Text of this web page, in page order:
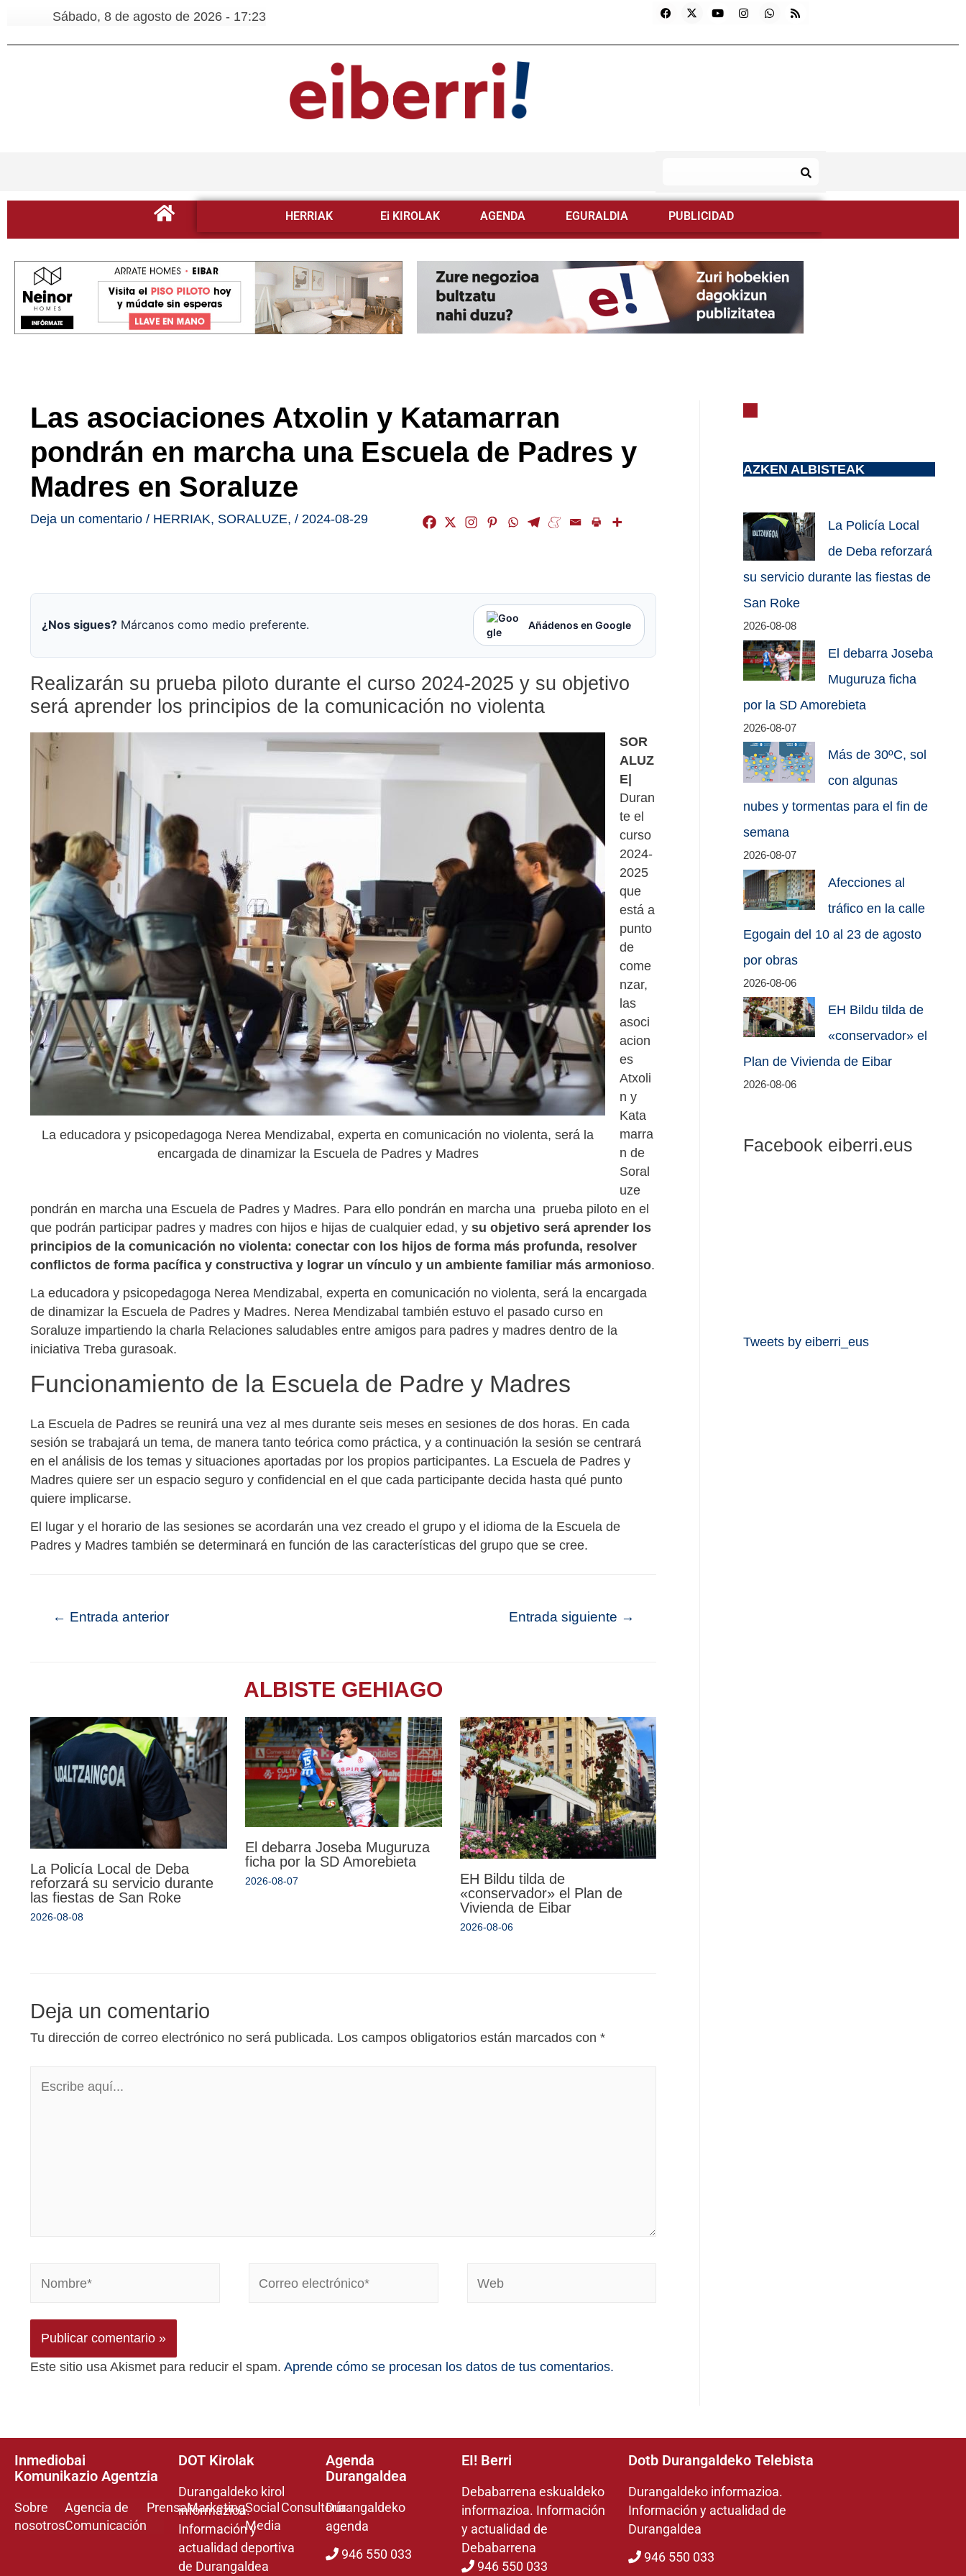
Sábado, 8 de agosto de 2026 - 17:23
HERRIAK Ei KIROLAK AGENDA EGURALDIA PUBLICIDAD
Las asociaciones Atxolin y Katamarran
pondrán en marcha una Escuela de Padres y
Madres en Soraluze
Deja un comentario / HERRIAK, SORALUZE, / 2024-08-29
¿Nos sigues? Márcanos como medio preferente. Añádenos en Google
Realizarán su prueba piloto durante el curso 2024-2025 y su objetivo
será aprender los principios de la comunicación no violenta
La educadora y psicopedagoga Nerea Mendizabal, experta en comunicación no violenta, será la
encargada de dinamizar la Escuela de Padres y Madres
SOR
ALUZ
E|
Duran
te el
curso
2024-
2025
que
está a
punto
de
come
nzar,
las
asoci
acion
es
Atxoli
n y
Kata
marra
n de
Soral
uze
pondrán en marcha una Escuela de Padres y Madres. Para ello pondrán en marcha una prueba piloto en el
que podrán participar padres y madres con hijos e hijas de cualquier edad, y su objetivo será aprender los
principios de la comunicación no violenta: conectar con los hijos de forma más profunda, resolver
conflictos de forma pacífica y constructiva y lograr un vínculo y un ambiente familiar más armonioso.
La educadora y psicopedagoga Nerea Mendizabal, experta en comunicación no violenta, será la encargada
de dinamizar la Escuela de Padres y Madres. Nerea Mendizabal también estuvo el pasado curso en
Soraluze impartiendo la charla Relaciones saludables entre amigos para padres y madres dentro de la
iniciativa Treba gurasoak.
Funcionamiento de la Escuela de Padre y Madres
La Escuela de Padres se reunirá una vez al mes durante seis meses en sesiones de dos horas. En cada
sesión se trabajará un tema, de manera tanto teórica como práctica, y a continuación la sesión se centrará
en el análisis de los temas y situaciones aportadas por los propios participantes. La Escuela de Padres y
Madres quiere ser un espacio seguro y confidencial en el que cada participante decida hasta qué punto
quiere implicarse.
El lugar y el horario de las sesiones se acordarán una vez creado el grupo y el idioma de la Escuela de
Padres y Madres también se determinará en función de las características del grupo que se cree.
← Entrada anterior Entrada siguiente →
ALBISTE GEHIAGO
La Policía Local de Deba
reforzará su servicio durante
las fiestas de San Roke
2026-08-08
El debarra Joseba Muguruza
ficha por la SD Amorebieta
2026-08-07
EH Bildu tilda de
«conservador» el Plan de
Vivienda de Eibar
2026-08-06
Deja un comentario
Tu dirección de correo electrónico no será publicada. Los campos obligatorios están marcados con *
Este sitio usa Akismet para reducir el spam. Aprende cómo se procesan los datos de tus comentarios.
AZKEN ALBISTEAK
La Policía Local
de Deba reforzará
su servicio durante las fiestas de
San Roke
2026-08-08
El debarra Joseba
Muguruza ficha
por la SD Amorebieta
2026-08-07
Más de 30ºC, sol
con algunas
nubes y tormentas para el fin de
semana
2026-08-07
Afecciones al
tráfico en la calle
Egogain del 10 al 23 de agosto
por obras
2026-08-06
EH Bildu tilda de
«conservador» el
Plan de Vivienda de Eibar
2026-08-06
Facebook eiberri.eus
Tweets by eiberri_eus
Inmediobai
Komunikazio Agentzia
Sobre
nosotros
Agencia de
Comunicación
PrensaMarketingSocial
Media
Consultoría
DOT Kirolak
Durangaldeko kirol
informazioa.
Información y
actualidad deportiva
de Durangaldea
Agenda
Durangaldea
Durangaldeko
agenda
946 550 033
EI! Berri
Debabarrena eskualdeko
informazioa. Información
y actualidad de
Debabarrena
946 550 033
Dotb Durangaldeko Telebista
Durangaldeko informazioa.
Información y actualidad de
Durangaldea
946 550 033